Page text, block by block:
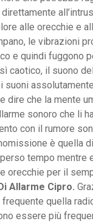
alle orecchie e
le vibrazioni
e quindi fuggono
caotico, il suono
suoni
dire che la mente
sonoro che li
con il rumore
è quella
tempo mentre
orecchie per il
Allarme Cipro.
quella
essere più